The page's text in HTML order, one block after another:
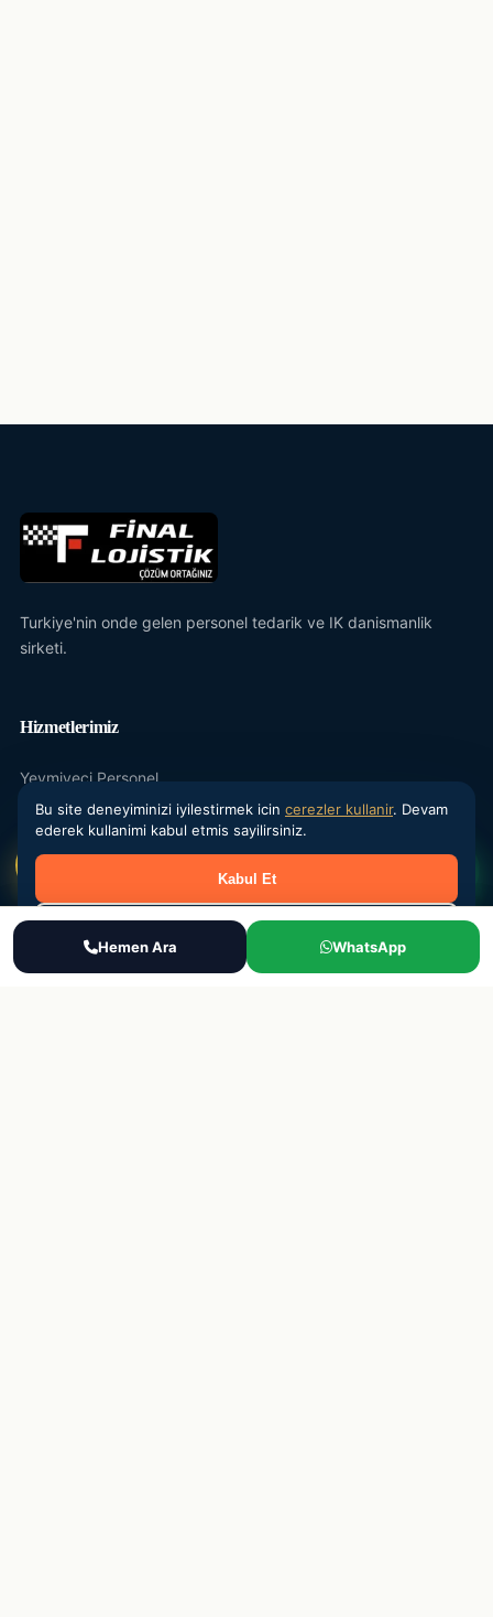
Turkiye'nin onde gelen personel tedarik ve IK danismanlik
sirketi.
Hizmetlerimiz
Yevmiyeci Personel
Maasli Personel
Donemsel Is Gucu
Outsourcing
Ara Teklif Al
Bu site deneyiminizi iyilestirmek icin cerezler kullanir. Devam
ederek kullanimi kabul etmis sayilirsiniz.
Kabul Et
Reddet
Hemen Ara WhatsApp